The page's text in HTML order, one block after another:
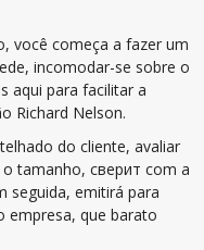
você começa a fazer um
incomodar-se sobre o
aqui para facilitar a
Richard Nelson.
do cliente, avaliar
tamanho, сверит com a
seguida, emitirá para
empresa, que barato